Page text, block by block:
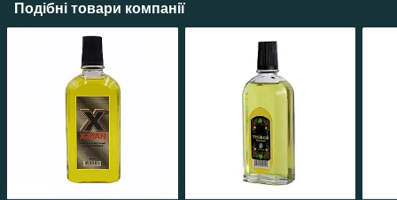
Подібні товари компанії